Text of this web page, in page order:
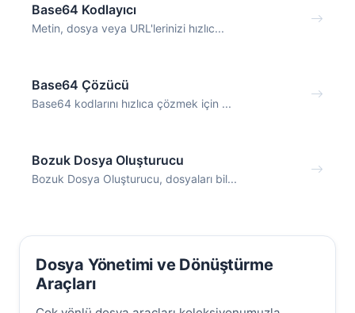
Base64 Kodlayıcı
Metin, dosya veya URL'lerinizi hızlıc...
Base64 Çözücü
Base64 kodlarını hızlıca çözmek için ...
Bozuk Dosya Oluşturucu
Bozuk Dosya Oluşturucu, dosyaları bil...
Dosya Yönetimi ve Dönüştürme
Araçları